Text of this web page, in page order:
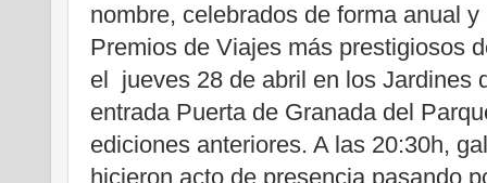
nombre, celebrados de forma anual
Premios de Viajes más prestigiosos
el jueves 28 de abril en los Jardines
entrada Puerta de Granada del
ediciones anteriores. A las 20:30h,
hicieron acto de presencia pasando